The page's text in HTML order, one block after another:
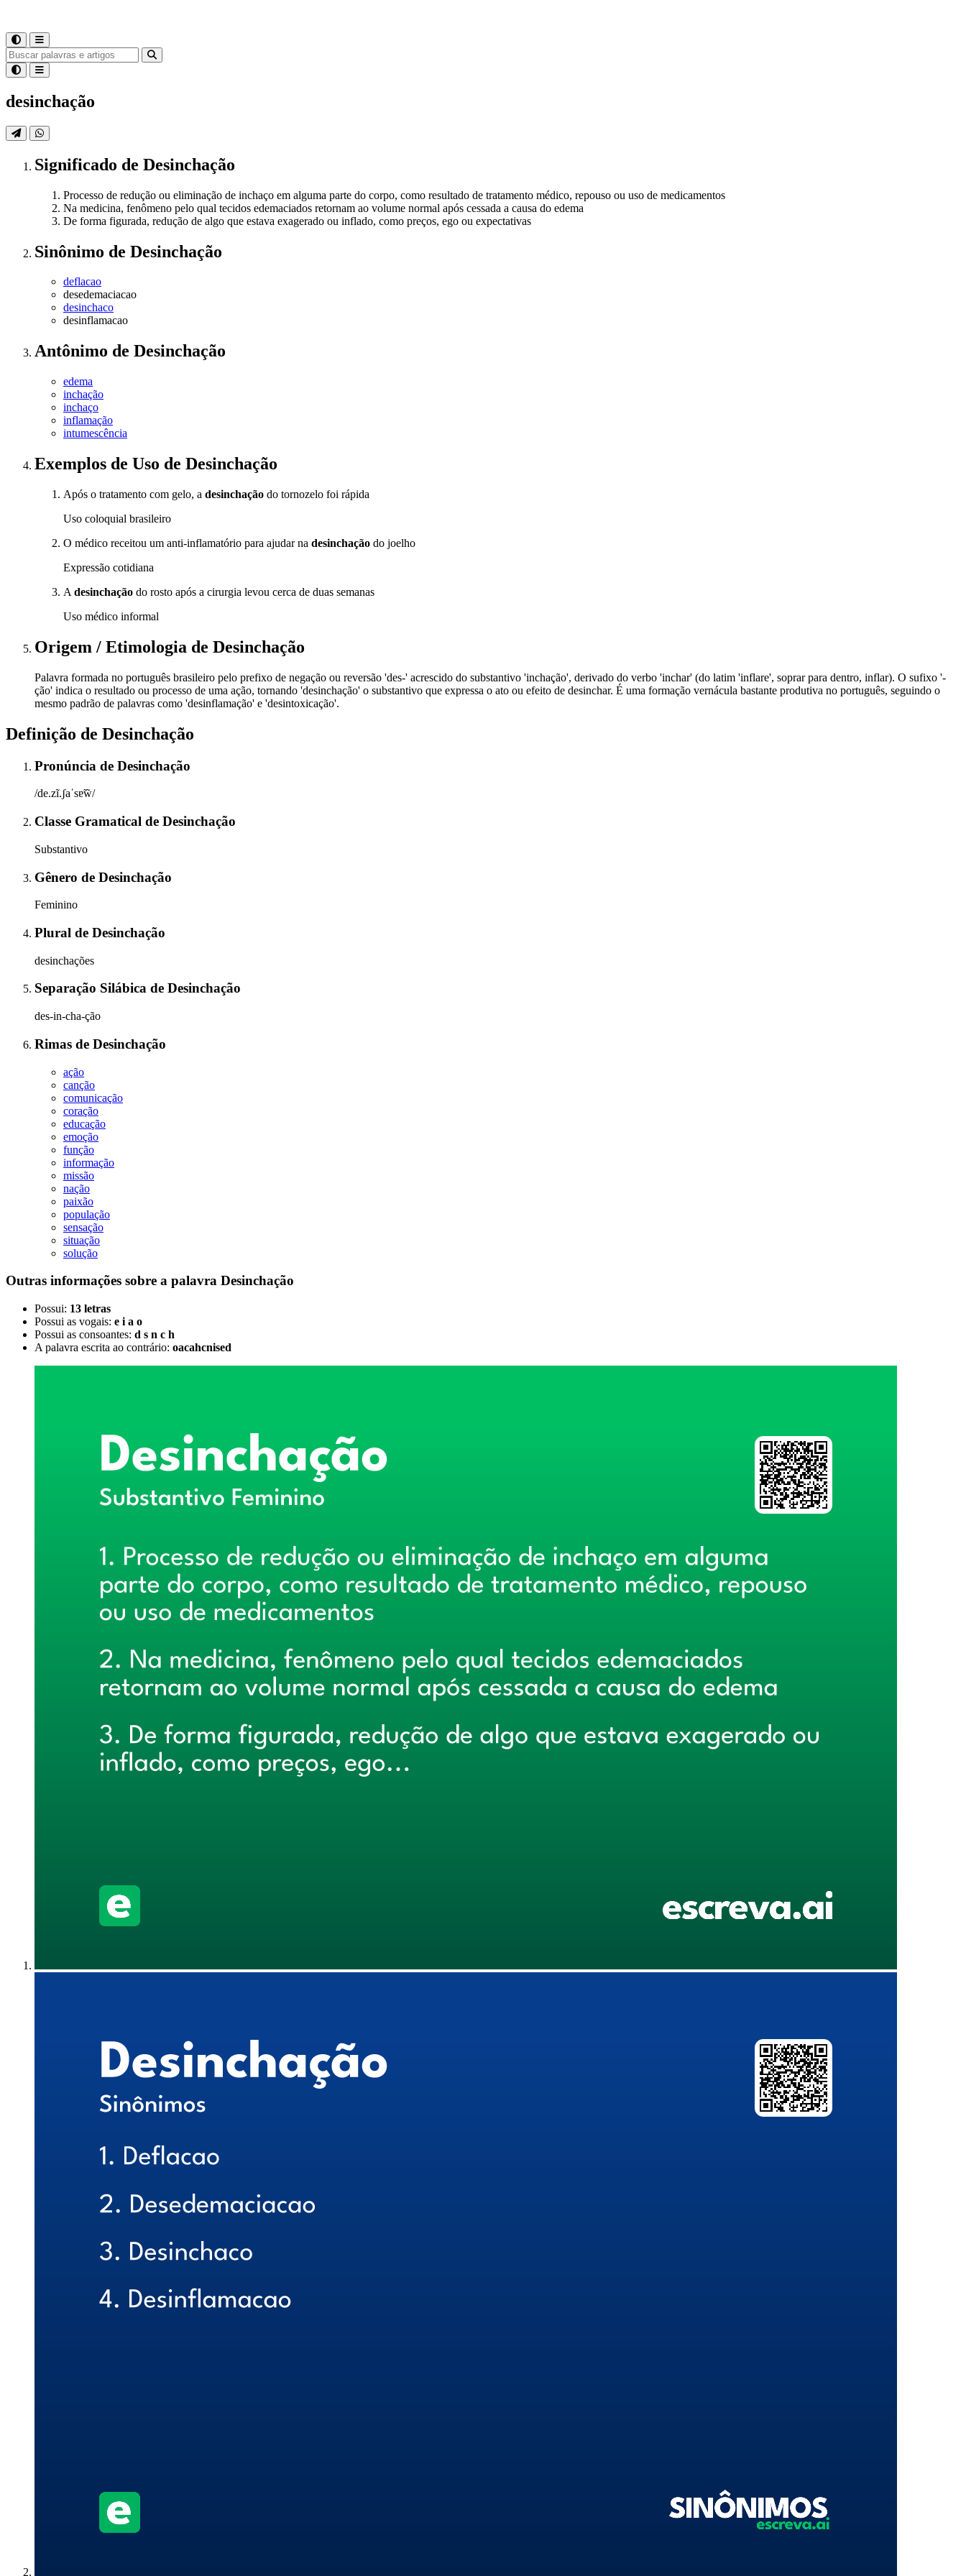
desinchação
Significado de Desinchação
Processo de redução ou eliminação de inchaço em alguma parte do corpo, como resultado de tratamento médico, repouso ou uso de medicamentos
Na medicina, fenômeno pelo qual tecidos edemaciados retornam ao volume normal após cessada a causa do edema
De forma figurada, redução de algo que estava exagerado ou inflado, como preços, ego ou expectativas
Sinônimo de Desinchação
deflacao
desedemaciacao
desinchaco
desinflamacao
Antônimo de Desinchação
edema
inchação
inchaço
inflamação
intumescência
Exemplos de Uso de Desinchação
Após o tratamento com gelo, a desinchação do tornozelo foi rápida
Uso coloquial brasileiro
O médico receitou um anti-inflamatório para ajudar na desinchação do joelho
Expressão cotidiana
A desinchação do rosto após a cirurgia levou cerca de duas semanas
Uso médico informal
Origem / Etimologia de Desinchação
Palavra formada no português brasileiro pelo prefixo de negação ou reversão 'des-' acrescido do substantivo 'inchação', derivado do verbo 'inchar' (do latim 'inflare', soprar para dentro, inflar). O sufixo '-
ção' indica o resultado ou processo de uma ação, tornando 'desinchação' o substantivo que expressa o ato ou efeito de desinchar. É uma formação vernácula bastante produtiva no português, seguindo o
mesmo padrão de palavras como 'desinflamação' e 'desintoxicação'.
Definição de Desinchação
Pronúncia de Desinchação
/de.zĩ.ʃaˈsɐ̃w̃/
Classe Gramatical de Desinchação
Substantivo
Gênero de Desinchação
Feminino
Plural de Desinchação
desinchações
Separação Silábica de Desinchação
des-in-cha-ção
Rimas de Desinchação
ação
canção
comunicação
coração
educação
emoção
função
informação
missão
nação
paixão
população
sensação
situação
solução
Outras informações sobre a palavra Desinchação
Possui: 13 letras
Possui as vogais: e i a o
Possui as consoantes: d s n c h
A palavra escrita ao contrário: oacahcnised